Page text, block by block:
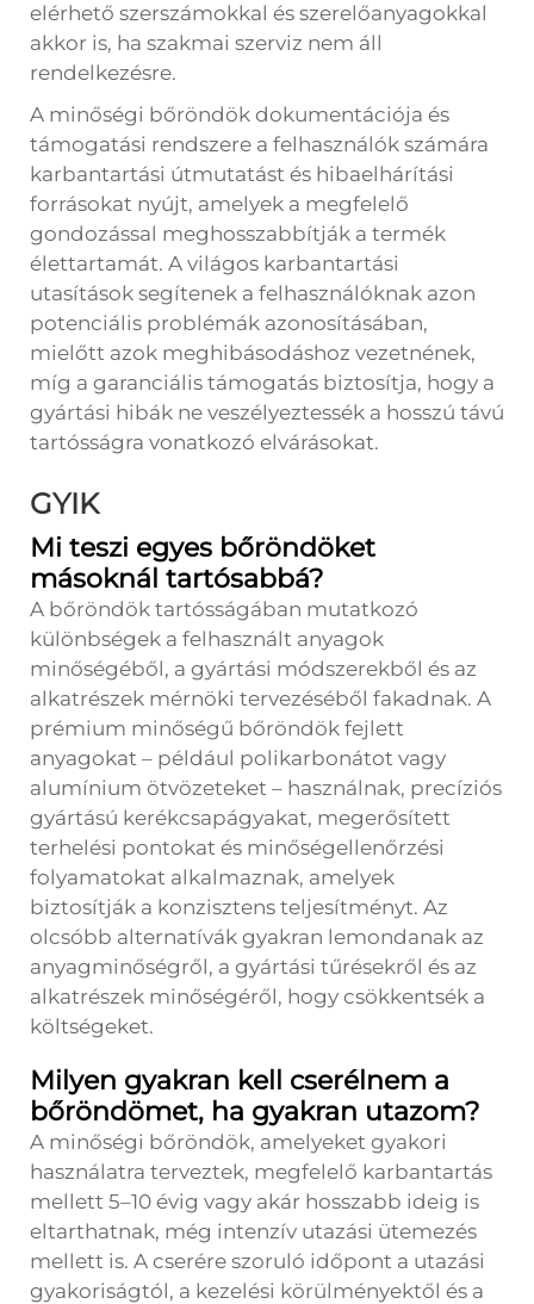
elérhető szerszámokkal és szerelőanyagokkal
akkor is, ha szakmai szerviz nem áll
rendelkezésre.
A minőségi bőröndök dokumentációja és
támogatási rendszere a felhasználók számára
karbantartási útmutatást és hibaelhárítási
forrásokat nyújt, amelyek a megfelelő
gondozással meghosszabbítják a termék
élettartamát. A világos karbantartási
utasítások segítenek a felhasználóknak azon
potenciális problémák azonosításában,
mielőtt azok meghibásodáshoz vezetnének,
míg a garanciális támogatás biztosítja, hogy a
gyártási hibák ne veszélyeztessék a hosszú távú
tartósságra vonatkozó elvárásokat.
GYIK
Mi teszi egyes bőröndöket
másoknál tartósabbá?
A bőröndök tartósságában mutatkozó
különbségek a felhasznált anyagok
minőségéből, a gyártási módszerekből és az
alkatrészek mérnöki tervezéséből fakadnak. A
prémium minőségű bőröndök fejlett
anyagokat – például polikarbonátot vagy
alumínium ötvözeteket – használnak, precíziós
gyártású kerékcsapágyakat, megerősített
terhelési pontokat és minőségellenőrzési
folyamatokat alkalmaznak, amelyek
biztosítják a konzisztens teljesítményt. Az
olcsóbb alternatívák gyakran lemondanak az
anyagminőségről, a gyártási tűrésekről és az
alkatrészek minőségéről, hogy csökkentsék a
költségeket.
Milyen gyakran kell cserélnem a
bőröndömet, ha gyakran utazom?
A minőségi bőröndök, amelyeket gyakori
használatra terveztek, megfelelő karbantartás
mellett 5–10 évig vagy akár hosszabb ideig is
eltarthatnak, még intenzív utazási ütemezés
mellett is. A cserére szoruló időpont a utazási
gyakoriságtól, a kezelési körülményektől és a